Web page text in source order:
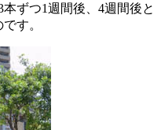
ずつ1週間後、4週間後と
す。